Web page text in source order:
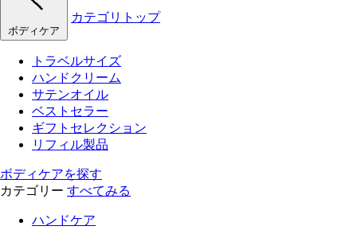
ボディケア
カテゴリトップ
トラベルサイズ
ハンドクリーム
サテンオイル
ベストセラー
ギフトセレクション
リフィル製品
ボディケアを探す
カテゴリー すべてみる
ハンドケア